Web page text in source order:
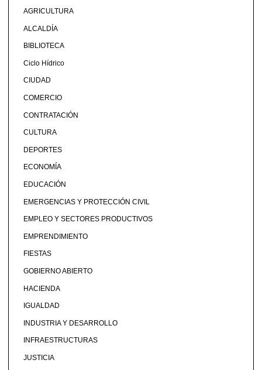
AGRICULTURA
ALCALDÍA
BIBLIOTECA
Ciclo Hídrico
CIUDAD
COMERCIO
CONTRATACIÓN
CULTURA
DEPORTES
ECONOMÍA
EDUCACIÓN
EMERGENCIAS Y PROTECCIÓN CIVIL
EMPLEO Y SECTORES PRODUCTIVOS
EMPRENDIMIENTO
FIESTAS
GOBIERNO ABIERTO
HACIENDA
IGUALDAD
INDUSTRIA Y DESARROLLO
INFRAESTRUCTURAS
JUSTICIA